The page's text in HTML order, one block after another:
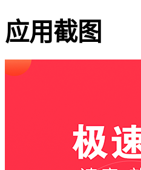
应用截图